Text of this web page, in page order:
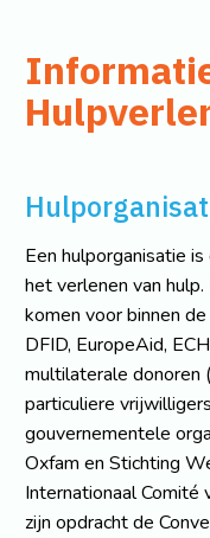
Een hulporganisatie
het verlenen van
komen voor binnen
DFID, EuropeAid,
multilaterale donoren
particuliere
gouvernementele
Oxfam en Stichting
Internationaal Comité
zijn opdracht de